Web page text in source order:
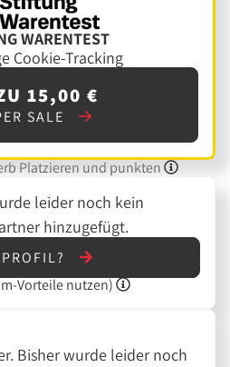
WARENTEST
Cookie-Tracking
15,00 €
SALE
Platzieren und punkten
leider noch kein
hinzugefügt.
Vorteile nutzen)
Bisher wurde leider noch